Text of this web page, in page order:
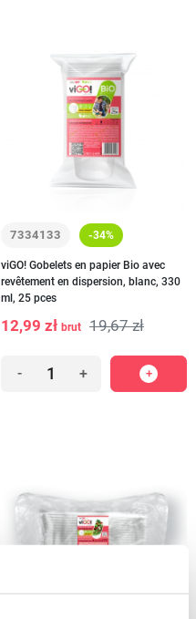
7334133 -34%
viGO! Gobelets en papier Bio avec
revêtement en dispersion, blanc, 330
ml, 25 pces
12,99 zł brut 19,67 zł
- +